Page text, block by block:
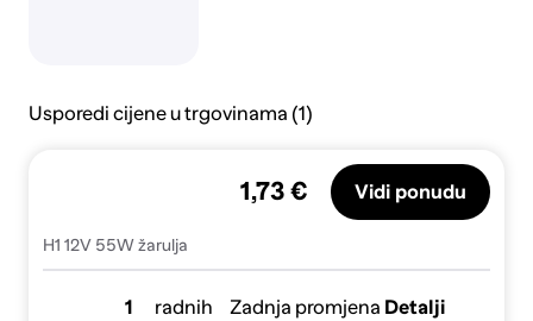
Usporedi cijene u trgovinama (1)
H1 12V 55W žarulja
1,73 € Vidi ponudu
1
radnih
Zadnja promjena Detalji